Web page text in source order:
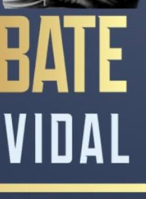
NACIONALES
Sigue
desaparecido